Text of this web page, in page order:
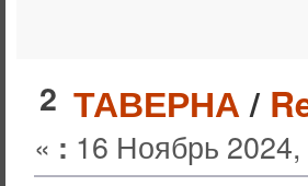
2 ТАВЕРНА/
« : 16 Ноябрь 2024,